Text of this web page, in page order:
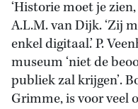
‘Historie moet je
A.L.M. van Dijk. ‘Zij
enkel digitaal.’ P.
museum ‘niet de
publiek zal krijgen’.
Grimme, is voor veel